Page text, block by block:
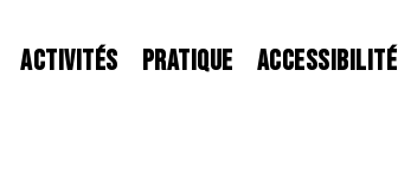
ACTIVITÉS PRATIQUE ACCESSIBILITÉ